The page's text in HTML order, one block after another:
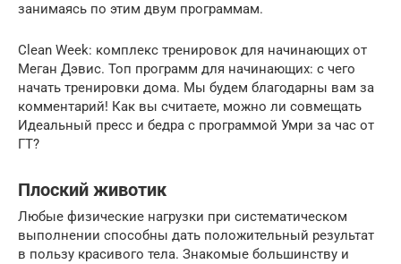
занимаясь по этим двум программам.
Clean Week: комплекс тренировок для начинающих от
Меган Дэвис. Топ программ для начинающих: с чего
начать тренировки дома. Мы будем благодарны вам за
комментарий! Как вы считаете, можно ли совмещать
Идеальный пресс и бедра с программой Умри за час от
ГТ?
Плоский животик
Любые физические нагрузки при систематическом
выполнении способны дать положительный результат
в пользу красивого тела. Знакомые большинству и